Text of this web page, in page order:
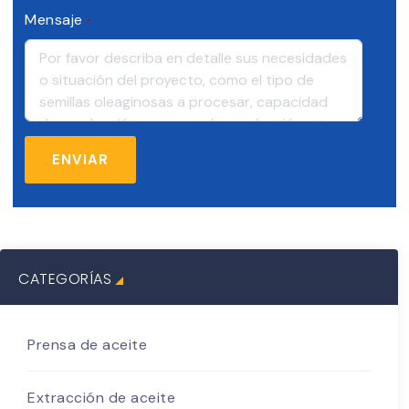
CATEGORÍAS
Prensa de aceite
Extracción de aceite
Mensaje*